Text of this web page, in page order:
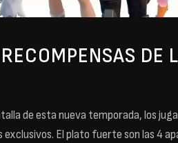
DE
de esta nueva temporada, los
El plato fuerte son las 4